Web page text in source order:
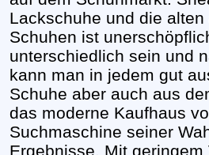
Lackschuhe und die
Schuhen ist
unterschiedlich sein und
kann man in jedem gut
Schuhe aber auch aus
das moderne Kaufhaus
Suchmaschine seiner
Ergebnisse. Mit